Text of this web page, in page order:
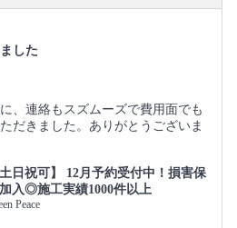
した
、連絡もスズムーズで費用面でも
だきました。ありがとうございま
土日祝可】 12月予約受付中！損害保
入◎施工実績1000件以上
Peace